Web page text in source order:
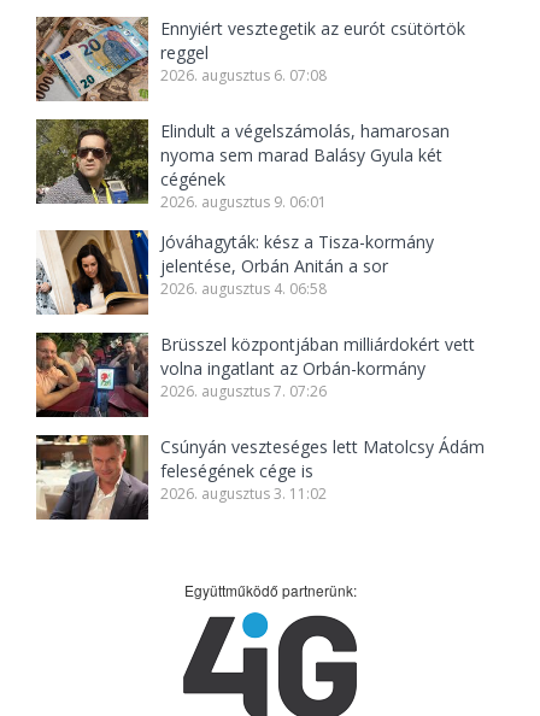
Ennyiért vesztegetik az eurót csütörtök
reggel
2026. augusztus 6. 07:08
Elindult a végelszámolás, hamarosan
nyoma sem marad Balásy Gyula két
cégének
2026. augusztus 9. 06:01
Jóváhagyták: kész a Tisza-kormány
jelentése, Orbán Anitán a sor
2026. augusztus 4. 06:58
Brüsszel központjában milliárdokért vett
volna ingatlant az Orbán-kormány
2026. augusztus 7. 07:26
Csúnyán veszteséges lett Matolcsy Ádám
feleségének cége is
2026. augusztus 3. 11:02
Együttműködő partnerünk: